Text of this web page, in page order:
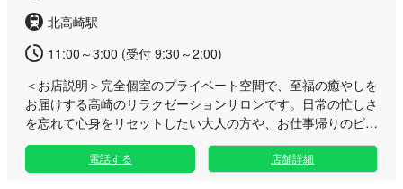
北高崎駅
11:00～3:00 (受付 9:30～2:00)
＜お店説明＞ 完全個室のプライベート空間で、至福の癒やしを
お届けする高崎のリラクゼーションサロンです。日常の忙しさ
を忘れて心身をリセットしたい大人の方や、お仕事帰りのビジ
ネスマンに選ばれています。 北高崎駅エリアにある静かなお
部屋で、周囲を気にせずゆったりとお過ごしいただけます。厳
選されたセラピストによる丁寧なオイルトリートメントで、全
電話する 店舗詳細